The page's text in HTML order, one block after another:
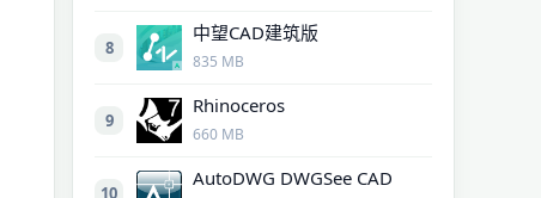
8
中望CAD建筑版
835 MB
9
Rhinoceros
660 MB
10
AutoDWG DWGSee CAD